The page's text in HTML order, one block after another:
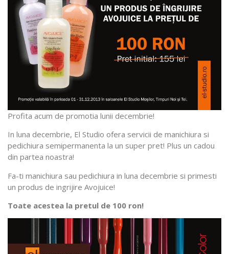
Profita acum de promotia lunii decembrie!
In luna decembrie, El Studio ofera servicii de manichiura si
pedichiura semipermanenta la un super pret! Plus un cadou
din partea noastra!
Fa-ti manichiura sau pedichiura in luna decembrie si primesti
un produs de ingrijire Avojuice!
Toate acestea la pretul de 100 ron!